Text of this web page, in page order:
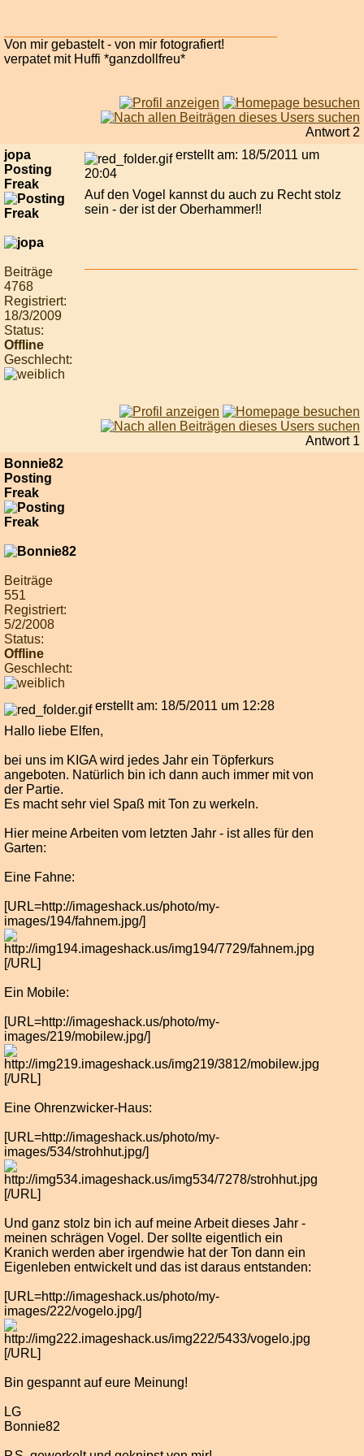
Von mir gebastelt - von mir fotografiert!
verpatet mit Huffi *ganzdollfreu*
Antwort 2
jopa
Posting
Freak
Beiträge
4768
Registriert:
18/3/2009
Status:
Offline
Geschlecht:
erstellt am: 18/5/2011 um
20:04
Auf den Vogel kannst du auch zu Recht stolz
sein - der ist der Oberhammer!!
Antwort 1
Bonnie82
Posting
Freak
Beiträge
551
Registriert:
5/2/2008
Status:
Offline
Geschlecht:
erstellt am: 18/5/2011 um 12:28
Hallo liebe Elfen,
bei uns im KIGA wird jedes Jahr ein Töpferkurs
angeboten. Natürlich bin ich dann auch immer mit von
der Partie.
Es macht sehr viel Spaß mit Ton zu werkeln.
Hier meine Arbeiten vom letzten Jahr - ist alles für den
Garten:
Eine Fahne:
[URL=http://imageshack.us/photo/my-
images/194/fahnem.jpg/]
[/URL]
Ein Mobile:
[URL=http://imageshack.us/photo/my-
images/219/mobilew.jpg/]
[/URL]
Eine Ohrenzwicker-Haus:
[URL=http://imageshack.us/photo/my-
images/534/strohhut.jpg/]
[/URL]
Und ganz stolz bin ich auf meine Arbeit dieses Jahr -
meinen schrägen Vogel. Der sollte eigentlich ein
Kranich werden aber irgendwie hat der Ton dann ein
Eigenleben entwickelt und das ist daraus entstanden:
[URL=http://imageshack.us/photo/my-
images/222/vogelo.jpg/]
[/URL]
Bin gespannt auf eure Meinung!
LG
Bonnie82